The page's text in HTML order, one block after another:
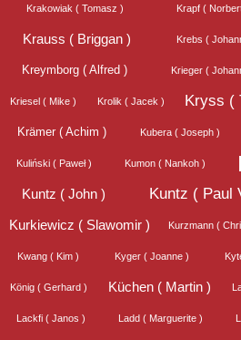
Krakowiak ( Tomasz ) Krapf (
Krauss ( Briggan ) Krebs (
Kreymborg ( Alfred ) Krieger (
Kriesel ( Mike ) Krolik ( Jacek ) Kryss (
Krämer ( Achim ) Kubera ( Joseph )
Kuliński ( Paweł ) Kumon ( Nankoh )
Kuntz ( John ) Kuntz ( Paul
Kurkiewicz ( Slawomir ) Kurzmann (
Kwang ( Kim ) Kyger ( Joanne )
König ( Gerhard ) Küchen ( Martin )
Lackfi ( Janos ) Ladd ( Marguerite )